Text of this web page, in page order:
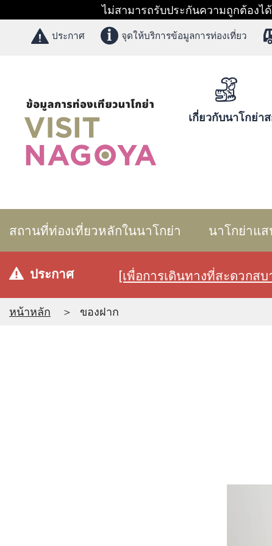
ไม่สามารถรับประกันความถูกต้องไ
ประกาศ จุดให้บริการข้อมูลการท่องเที่ยว
เกี่ยวกับนาโกย่า
สถานที่ท่องเที่ยวหลักในนาโกย่า นาโกย่าแ
ประกาศ [เพื่อการเดินทางที่สะดวกส
หน้าหลัก ของฝาก